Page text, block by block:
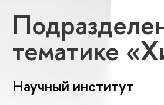
тематике
Научный институт